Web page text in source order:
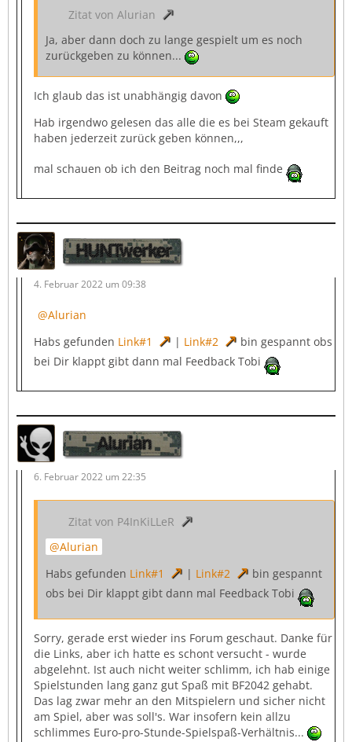
Zitat von Alurian
Ja, aber dann doch zu lange gespielt um es noch
zurückgeben zu können...
Ich glaub das ist unabhängig davon
Hab irgendwo gelesen das alle die es bei Steam gekauft
haben jederzeit zurück geben können,,,
mal schauen ob ich den Beitrag noch mal finde
HUNTwerker
4. Februar 2022 um 09:38
Alurian
Habs gefunden Link#1 | Link#2
bin gespannt obs
bei Dir klappt gibt dann mal Feedback Tobi
Alurian
6. Februar 2022 um 22:35
Zitat von P4InKiLLeR
Alurian
Habs gefunden Link#1 | Link#2
bin gespannt
obs bei Dir klappt gibt dann mal Feedback Tobi
Sorry, gerade erst wieder ins Forum geschaut. Danke für
die Links, aber ich hatte es schont versucht - wurde
abgelehnt. Ist auch nicht weiter schlimm, ich hab einige
Spielstunden lang ganz gut Spaß mit BF2042 gehabt.
Das lag zwar mehr an den Mitspielern und sicher nicht
am Spiel, aber was soll's. War insofern kein allzu
schlimmes Euro-pro-Stunde-Spielspaß-Verhältnis...